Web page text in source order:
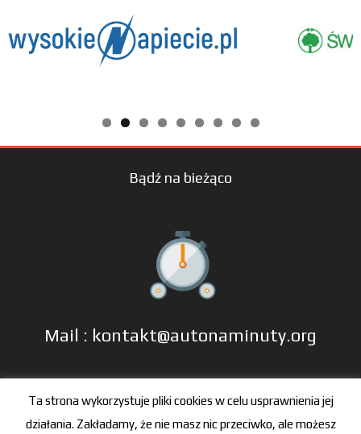
Bądź na bieżąco
Mail : kontakt@autonaminuty.org
tel: +48 606 666 993
Ta strona wykorzystuje pliki cookies w celu usprawnienia jej
działania. Zakładamy, że nie masz nic przeciwko, ale możesz